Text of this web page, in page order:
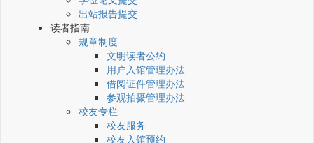
出站报告提交
读者指南
规章制度
文明读者公约
用户入馆管理办法
借阅证件管理办法
参观拍摄管理办法
校友专栏
校友服务
校友入馆预约